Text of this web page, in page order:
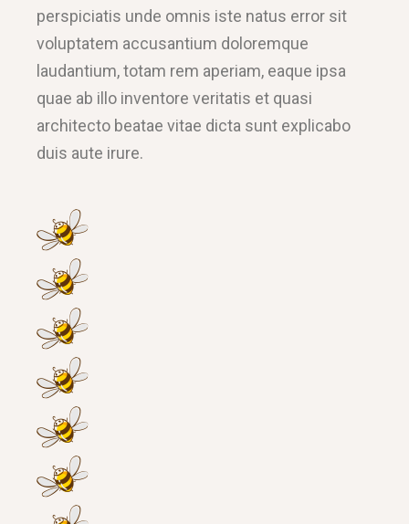
perspiciatis unde omnis iste natus error sit
voluptatem accusantium doloremque
laudantium, totam rem aperiam, eaque ipsa
quae ab illo inventore veritatis et quasi
architecto beatae vitae dicta sunt explicabo
duis aute irure.